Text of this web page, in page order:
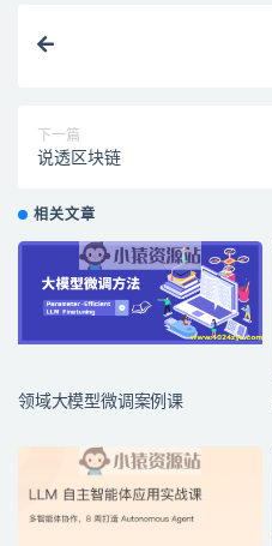
下一篇
说透区块链
相关文章
领域大模型微调案例课